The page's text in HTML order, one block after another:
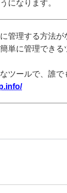
になります。
管理する方法が
単に管理できる
ツールで、誰で